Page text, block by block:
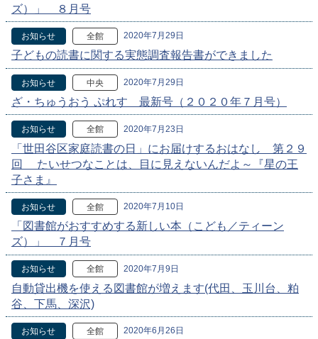
ズ）」 ８月号
お知らせ 全館 2020年7月29日
子どもの読書に関する実態調査報告書ができました
お知らせ 中央 2020年7月29日
ざ・ちゅうおう ぷれす 最新号（２０２０年７月号）
お知らせ 全館 2020年7月23日
「世田谷区家庭読書の日」にお届けするおはなし 第２９
回 たいせつなことは、目に見えないんだよ～『星の王
子さま』
お知らせ 全館 2020年7月10日
「図書館がおすすめする新しい本（こども／ティーン
ズ）」 ７月号
お知らせ 全館 2020年7月9日
自動貸出機を使える図書館が増えます(代田、玉川台、粕
谷、下馬、深沢)
お知らせ 全館 2020年6月26日